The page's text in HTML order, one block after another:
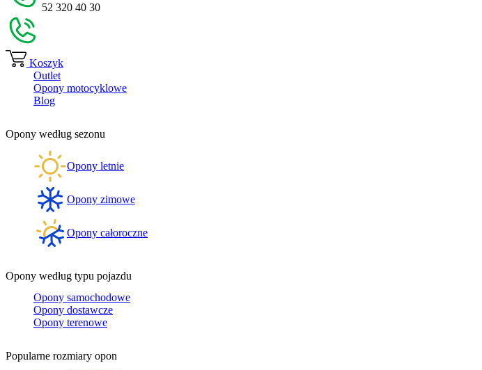
52 320 40 30
Koszyk
Outlet
Opony motocyklowe
Blog
Opony według sezonu
Opony letnie
Opony zimowe
Opony całoroczne
Opony według typu pojazdu
Opony samochodowe
Opony dostawcze
Opony terenowe
Popularne rozmiary opon